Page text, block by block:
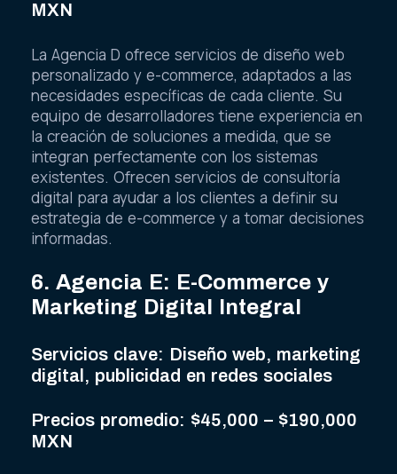
MXN
La Agencia D ofrece servicios de diseño web
personalizado y e-commerce, adaptados a las
necesidades específicas de cada cliente. Su
equipo de desarrolladores tiene experiencia en
la creación de soluciones a medida, que se
integran perfectamente con los sistemas
existentes. Ofrecen servicios de consultoría
digital para ayudar a los clientes a definir su
estrategia de e-commerce y a tomar decisiones
informadas.
6. Agencia E: E-Commerce y
Marketing Digital Integral
Servicios clave: Diseño web, marketing
digital, publicidad en redes sociales
Precios promedio: $45,000 – $190,000
MXN